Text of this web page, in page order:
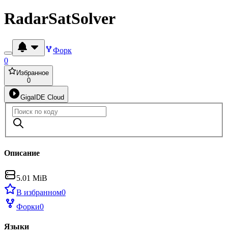
RadarSatSolver
Форк
0
Избранное
0
GigaIDE Cloud
Описание
5.01 MiB
В избранном0
Форки0
Языки